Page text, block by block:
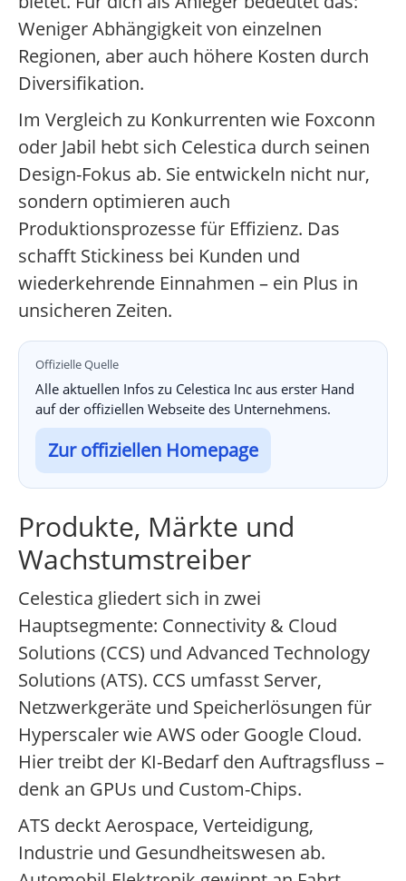
Weniger Abhängigkeit von einzelnen
Regionen, aber auch höhere Kosten durch
Diversifikation.
Im Vergleich zu Konkurrenten wie Foxconn
oder Jabil hebt sich Celestica durch seinen
Design-Fokus ab. Sie entwickeln nicht nur,
sondern optimieren auch
Produktionsprozesse für Effizienz. Das
schafft Stickiness bei Kunden und
wiederkehrende Einnahmen – ein Plus in
unsicheren Zeiten.
Offizielle Quelle
Alle aktuellen Infos zu Celestica Inc aus erster Hand
auf der offiziellen Webseite des Unternehmens.
Zur offiziellen Homepage
Produkte, Märkte und
Wachstumstreiber
Celestica gliedert sich in zwei
Hauptsegmente: Connectivity & Cloud
Solutions (CCS) und Advanced Technology
Solutions (ATS). CCS umfasst Server,
Netzwerkgeräte und Speicherlösungen für
Hyperscaler wie AWS oder Google Cloud.
Hier treibt der KI-Bedarf den Auftragsfluss –
denk an GPUs und Custom-Chips.
ATS deckt Aerospace, Verteidigung,
Industrie und Gesundheitswesen ab.